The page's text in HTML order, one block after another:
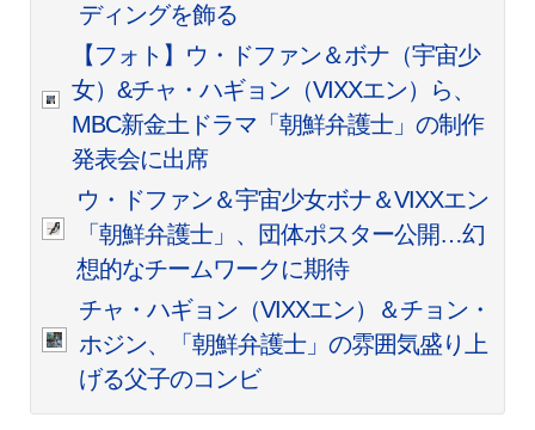
ディングを飾る
【フォト】ウ・ドファン＆ボナ（宇宙少
女）&チャ・ハギョン（VIXXエン）ら、
MBC新金土ドラマ「朝鮮弁護士」の制作
発表会に出席
ウ・ドファン＆宇宙少女ボナ＆VIXXエン
「朝鮮弁護士」、団体ポスター公開…幻
想的なチームワークに期待
チャ・ハギョン（VIXXエン）＆チョン・
ホジン、「朝鮮弁護士」の雰囲気盛り上
げる父子のコンビ